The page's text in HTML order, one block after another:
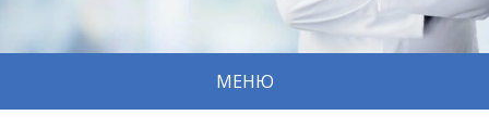
МЕНЮ